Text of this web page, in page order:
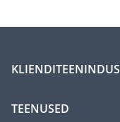
KLIENDITEENINDUS
TEENUSED